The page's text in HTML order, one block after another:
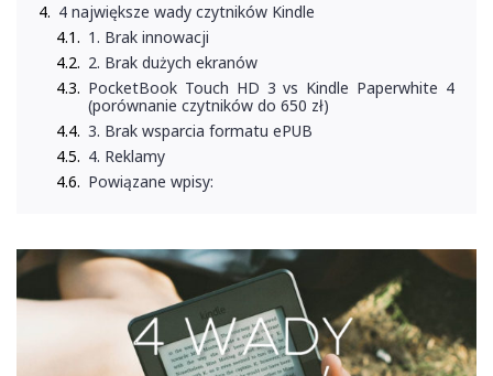
4 największe wady czytników Kindle
1. Brak innowacji
2. Brak dużych ekranów
PocketBook Touch HD 3 vs Kindle Paperwhite 4
(porównanie czytników do 650 zł)
3. Brak wsparcia formatu ePUB
4. Reklamy
Powiązane wpisy: